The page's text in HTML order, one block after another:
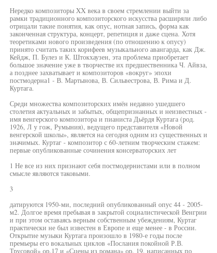
Нередко композиторы XX века в своем стремлении выйти за
рамки традиционного композиторского искусства расширяли либо
отрицали такие понятия, как опус, нотная запись, форма как
законченная структура, концерт, репетиция и даже сцена. Хотя
теоретиками нового произведения (по отношению к опусу)
принято считать таких корифеев музыкального авангарда, как Дж.
Кейдж, П. Булез и К. Штокхаузен, эта проблема приобретает
большое значение уже в творчестве их предшественника Ч. Айвза,
а позднее захватывает и композиторов «вокруг» эпохи
постмодерна1 - В. Мартынова, В. Сильвестрова, В. Рима и Д.
Куртага.
Среди множества композиторских имён недавно ушедшего
столетия актуальных и забытых, общепризнанных и неизвестных -
имя венгерского композитора и пианиста Дьёрдя Куртага (род.
1926, Л у гож, Румыния), ведущего представителя «Новой
венгерской школы», является на сегодня одним из существенных и
значимых. Куртаг - композитор с 60-летним творческим стажем:
первые опубликованные сочинения консерваторских лет
1 Не все из них признают себя постмодернистами или в полном
смысле являются таковыми.
3
датируются 1950-ми, последний опубликованный опус 44 - 2005-
м2. Долгое время пребывая в закрытой социалистической Венгрии
и при этом оставаясь верным собственным убеждениям, Куртаг
практически не был известен в Европе и еще менее - в России.
Открытие музыки Куртага произошло в 1980-е годы после
премьеры его вокальных циклов «Послания покойной Р.В.
Трусовой» ор.17 и «Сцены из романа» ор. 19, написанных по